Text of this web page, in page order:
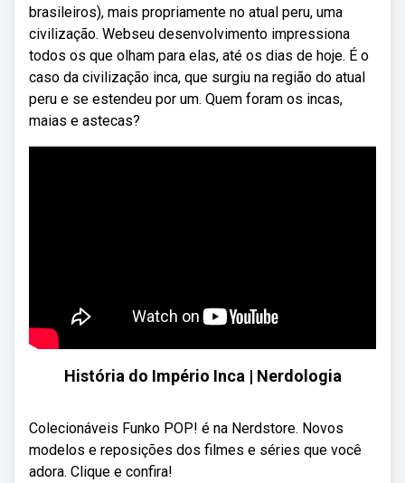
brasileiros), mais propriamente no atual peru, uma
civilização. Webseu desenvolvimento impressiona
todos os que olham para elas, até os dias de hoje. É o
caso da civilização inca, que surgiu na região do atual
peru e se estendeu por um. Quem foram os incas,
maias e astecas?
História do Império Inca | Nerdologia
Colecionáveis Funko POP! é na Nerdstore. Novos
modelos e reposições dos filmes e séries que você
adora. Clique e confira!